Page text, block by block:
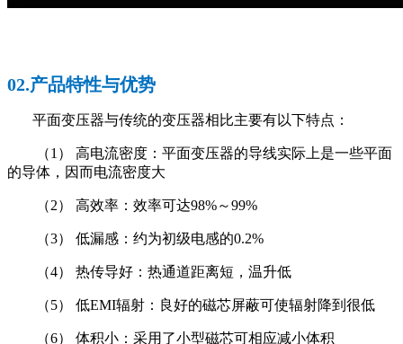
02.产品特性与优势
平面变压器与传统的变压器相比主要有以下特点：
（1） 高电流密度：平面变压器的导线实际上是一些平面
的导体，因而电流密度大
（2） 高效率：效率可达98%～99%
（3） 低漏感：约为初级电感的0.2%
（4） 热传导好：热通道距离短，温升低
（5） 低EMI辐射：良好的磁芯屏蔽可使辐射降到很低
（6） 体积小：采用了小型磁芯可相应减小体积